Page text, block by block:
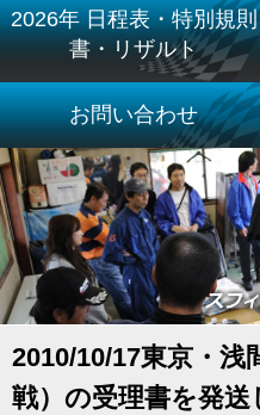
2026年 日程表・特別規則
書・リザルト
お問い合わせ
2010/10/17東京・浅
戦）の受理書を発送